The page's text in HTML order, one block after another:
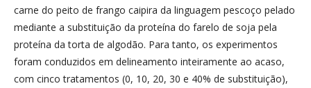
carne do peito de frango caipira da linguagem pescoço pelado
mediante a substituição da proteína do farelo de soja pela
proteína da torta de algodão. Para tanto, os experimentos
foram conduzidos em delineamento inteiramente ao acaso,
com cinco tratamentos (0, 10, 20, 30 e 40% de substituição),